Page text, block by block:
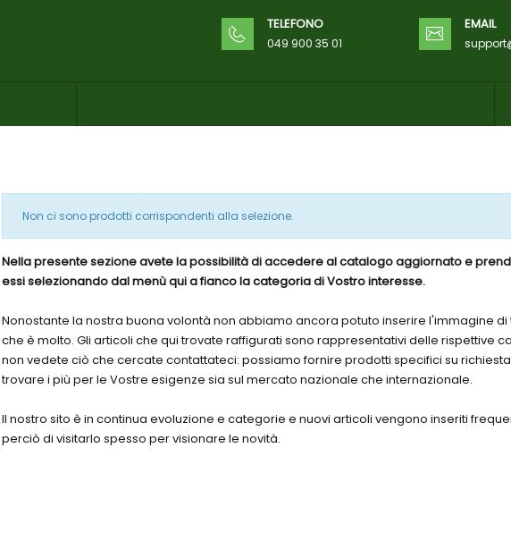
TELEFONO
049 900 35 01
EMAIL
Non ci sono prodotti corrispondenti alla selezione.
Nella presente sezione avete la possibilità di accedere al catalogo aggiornato e
essi selezionando dal menù qui a fianco la categoria di Vostro interesse.
Nonostante la nostra buona volontà non abbiamo ancora potuto inserire l'immagine
che è molto. Gli articoli che qui trovate raffigurati sono rappresentativi delle rispettive
non vedete ciò che cercate contattateci: possiamo fornire prodotti specifici su
trovare i più per le Vostre esigenze sia sul mercato nazionale che internazionale.
Il nostro sito è in continua evoluzione e categorie e nuovi articoli vengono inseriti
perciò di visitarlo spesso per visionare le novità.